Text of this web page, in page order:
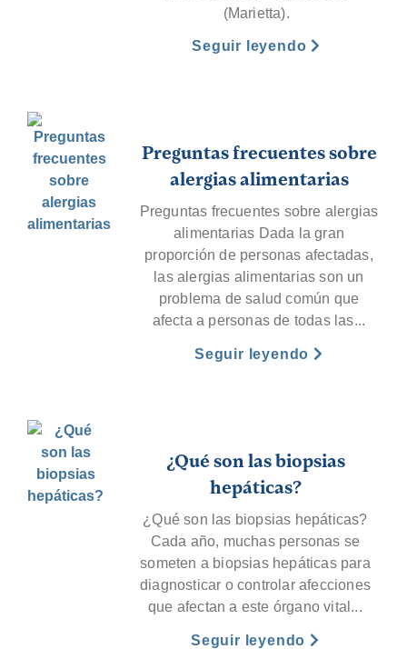
(Marietta).
Seguir leyendo
Preguntas frecuentes sobre
alergias alimentarias
Preguntas frecuentes sobre alergias
alimentarias Dada la gran
proporción de personas afectadas,
las alergias alimentarias son un
problema de salud común que
afecta a personas de todas las...
Seguir leyendo
¿Qué son las biopsias
hepáticas?
¿Qué son las biopsias hepáticas?
Cada año, muchas personas se
someten a biopsias hepáticas para
diagnosticar o controlar afecciones
que afectan a este órgano vital...
Seguir leyendo